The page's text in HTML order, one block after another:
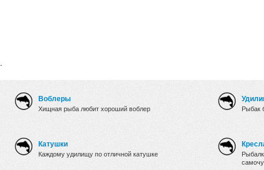
.
Воблеры
Хищная рыба любит хороший воблер
Катушки
Каждому удилищу по отличной катушке
Рыбак